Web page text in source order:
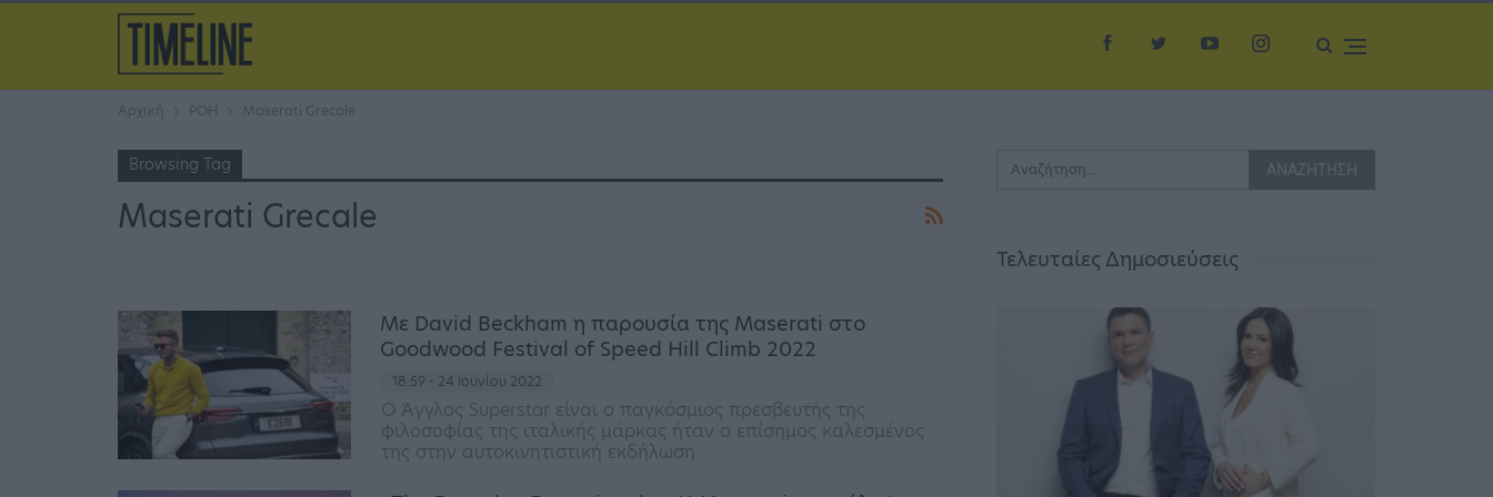
Αρχική ΡΟΗ Maserati Grecale
Browsing Tag
Maserati Grecale
Με David Beckham η παρουσία της Maserati στο
Goodwood Festival of Speed Hill Climb 2022
18:59 - 24 Ιουνίου 2022
Ο Άγγλος Superstar είναι ο παγκόσμιος πρεσβευτής της
φιλοσοφίας της ιταλικής μάρκας ήταν ο επίσημος καλεσμένος
της στην αυτοκινητιστική εκδήλωση
Τελευταίες Δημοσιεύσεις